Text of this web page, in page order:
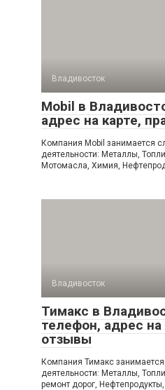
Владивосток
Mobil в
адрес на карте,
Компания Mobil занимается
деятельности: Металлы,
Мотомасла, Химия,
Владивосток
Тимакс в
телефон, адрес на
отзывы
Компания Тимакс
деятельности: Металлы,
ремонт дорог,